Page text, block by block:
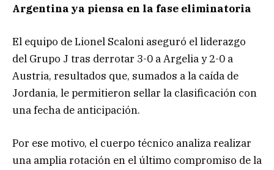
Argentina ya piensa en la fase eliminatoria
El equipo de Lionel Scaloni aseguró el liderazgo
del Grupo J tras derrotar 3-0 a Argelia y 2-0 a
Austria, resultados que, sumados a la caída de
Jordania, le permitieron sellar la clasificación con
una fecha de anticipación.
Por ese motivo, el cuerpo técnico analiza realizar
una amplia rotación en el último compromiso de la